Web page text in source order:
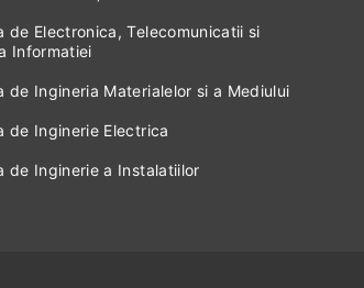
de Electronica, Telecomunicatii si
Informatiei
de Ingineria Materialelor si a Mediului
de Inginerie Electrica
de Inginerie a Instalatiilor